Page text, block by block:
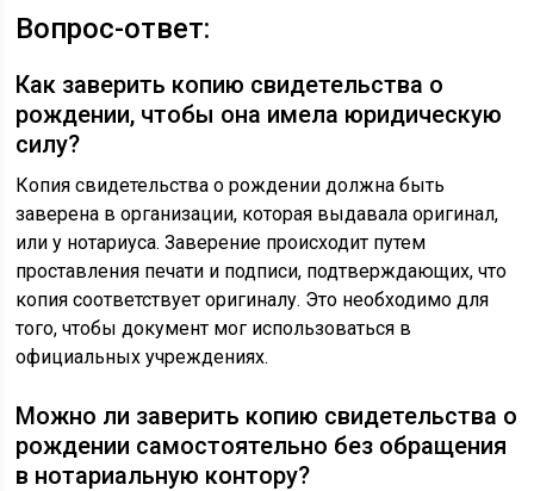
Вопрос-ответ:
Как заверить копию свидетельства о
рождении, чтобы она имела юридическую
силу?
Копия свидетельства о рождении должна быть
заверена в организации, которая выдавала оригинал,
или у нотариуса. Заверение происходит путем
проставления печати и подписи, подтверждающих, что
копия соответствует оригиналу. Это необходимо для
того, чтобы документ мог использоваться в
официальных учреждениях.
Можно ли заверить копию свидетельства о
рождении самостоятельно без обращения
в нотариальную контору?